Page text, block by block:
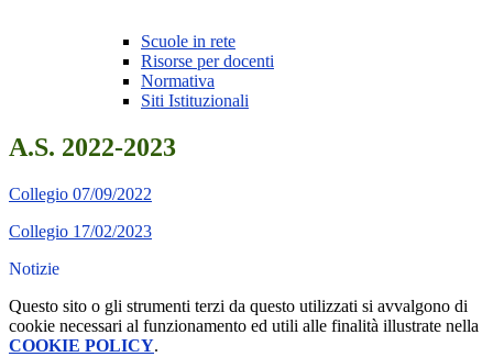
Scuole in rete
Risorse per docenti
Normativa
Siti Istituzionali
A.S. 2022-2023
Collegio 07/09/2022
Collegio 17/02/2023
Notizie
Questo sito o gli strumenti terzi da questo utilizzati si avvalgono di
cookie necessari al funzionamento ed utili alle finalità illustrate nella
COOKIE POLICY.